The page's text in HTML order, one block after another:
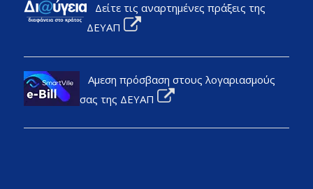
Δείτε τις αναρτημένες πράξεις της
ΔΕΥΑΠ
Αμεση πρόσβαση στους λογαριασμούς
σας της ΔΕΥΑΠ